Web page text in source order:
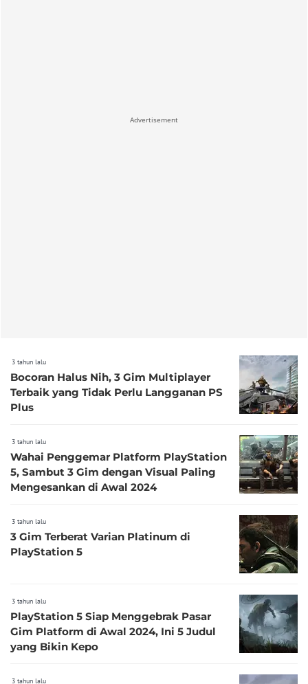
Advertisement
3 tahun lalu
Bocoran Halus Nih, 3 Gim Multiplayer
Terbaik yang Tidak Perlu Langganan PS
Plus
3 tahun lalu
Wahai Penggemar Platform PlayStation
5, Sambut 3 Gim dengan Visual Paling
Mengesankan di Awal 2024
3 tahun lalu
3 Gim Terberat Varian Platinum di
PlayStation 5
3 tahun lalu
PlayStation 5 Siap Menggebrak Pasar
Gim Platform di Awal 2024, Ini 5 Judul
yang Bikin Kepo
3 tahun lalu